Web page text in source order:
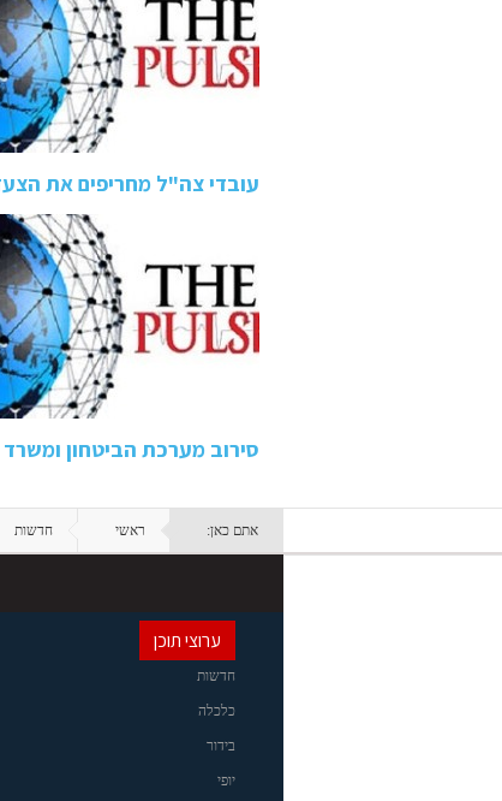
עובדי צה"ל מחריפים את הצעדים
סירוב מערכת הביטחון
אתם כאן: ראשי חדשות
ערוצי תוכן
חדשות
כלכלה
בידור
יופי